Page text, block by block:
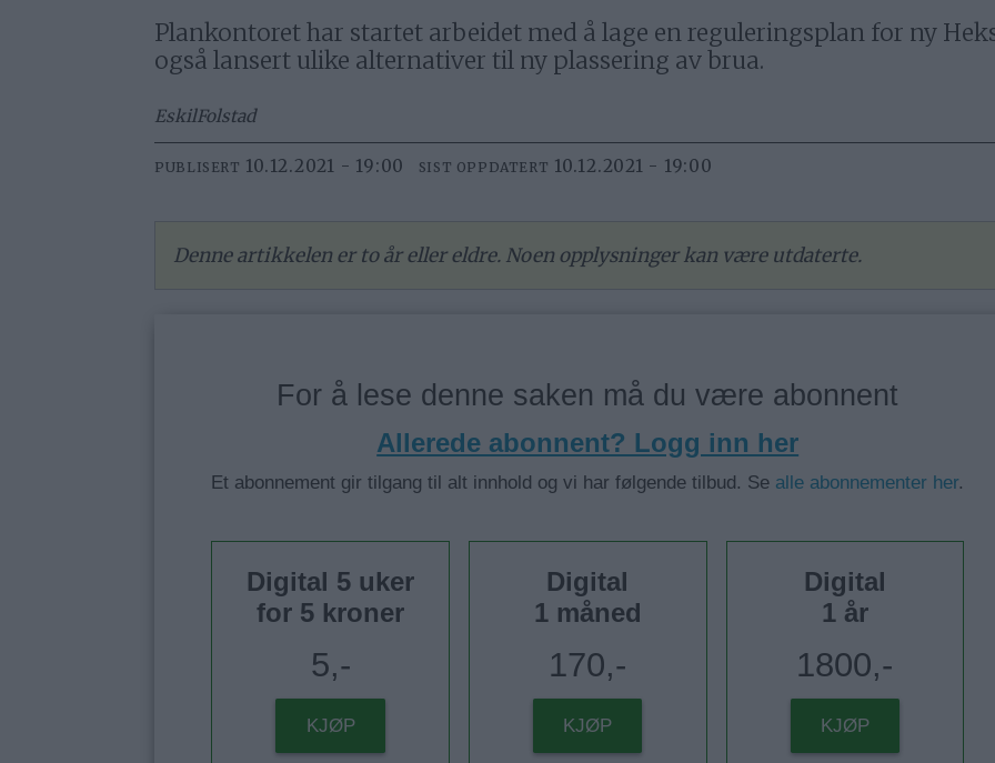
Plankontoret har startet arbeidet med å lage en reguleringsplan for ny
også lansert ulike alternativer til ny plassering av brua.
EskilFolstad
PUBLISERT 10.12.2021 - 19:00 SIST OPPDATERT 10.12.2021 - 19:00
Denne artikkelen er to år eller eldre. Noen opplysninger kan være utdaterte.
For å lese denne saken må du være abonnent
Allerede abonnent? Logg inn her
Et abonnement gir tilgang til alt innhold og vi har følgende tilbud. Se alle abonnementer her.
Digital 5 uker
for 5 kroner
5,-
KJØP
Digital
1 måned
170,-
KJØP
Digital
1 år
1800,-
KJØP